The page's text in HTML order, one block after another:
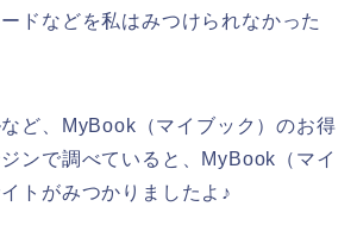
ドなどを私はみつけられなかった
ど、MyBook（マイブック）のお得
ンで調べていると、MyBook（マイ
トがみつかりましたよ♪